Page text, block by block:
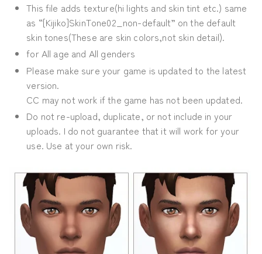
This file adds texture(hi lights and skin tint etc.) same
as “[Kijiko]SkinTone02_non-default” on the default
skin tones(These are skin colors,not skin detail).
for All age and All genders
Please make sure your game is updated to the latest
version.
CC may not work if the game has not been updated.
Do not re-upload, duplicate, or not include in your
uploads. I do not guarantee that it will work for your
use. Use at your own risk.